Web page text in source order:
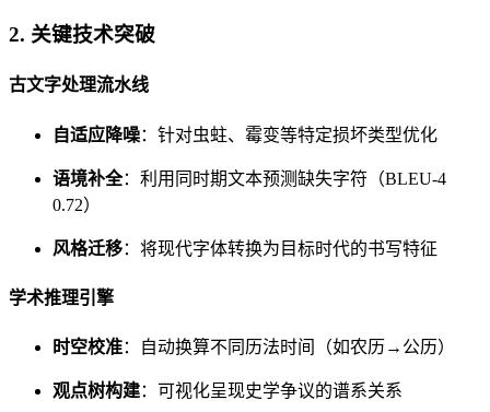
2. 关键技术突破
古文字处理流水线
自适应降噪：针对虫蛀、霉变等特定损坏类型优化
语境补全：利用同时期文本预测缺失字符（BLEU-4
0.72）
风格迁移：将现代字体转换为目标时代的书写特征
学术推理引擎
时空校准：自动换算不同历法时间（如农历→公历）
观点树构建：可视化呈现史学争议的谱系关系